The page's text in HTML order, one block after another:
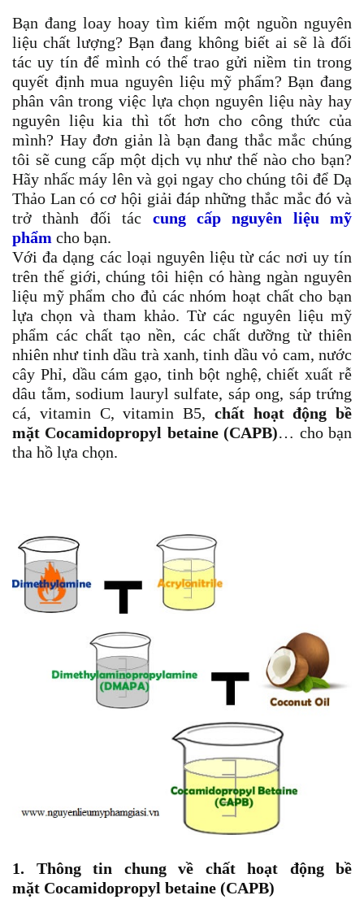
Bạn đang loay hoay tìm kiếm một nguồn nguyên
liệu chất lượng? Bạn đang không biết ai sẽ là đối
tác uy tín để mình có thể trao gửi niềm tin trong
quyết định mua nguyên liệu mỹ phẩm? Bạn đang
phân vân trong việc lựa chọn nguyên liệu này hay
nguyên liệu kia thì tốt hơn cho công thức của
mình? Hay đơn giản là bạn đang thắc mắc chúng
tôi sẽ cung cấp một dịch vụ như thế nào cho bạn?
Hãy nhấc máy lên và gọi ngay cho chúng tôi để Dạ
Thảo Lan có cơ hội giải đáp những thắc mắc đó và
trở thành đối tác cung cấp nguyên liệu mỹ
phẩm cho bạn.
Với đa dạng các loại nguyên liệu từ các nơi uy tín
trên thế giới, chúng tôi hiện có hàng ngàn nguyên
liệu mỹ phẩm cho đủ các nhóm hoạt chất cho bạn
lựa chọn và tham khảo. Từ các nguyên liệu mỹ
phẩm các chất tạo nền, các chất dưỡng từ thiên
nhiên như tinh dầu trà xanh, tinh dầu vỏ cam, nước
cây Phỉ, dầu cám gạo, tinh bột nghệ, chiết xuất rễ
dâu tằm, sodium lauryl sulfate, sáp ong, sáp trứng
cá, vitamin C, vitamin B5, chất hoạt động bề
mặt Cocamidopropyl betaine (CAPB)… cho bạn
tha hồ lựa chọn.
1. Thông tin chung về chất hoạt động bề
mặt Cocamidopropyl betaine (CAPB)